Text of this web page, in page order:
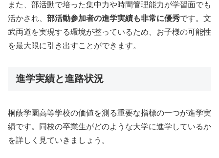
また、部活動で培った集中力や時間管理能力が学習面でも
活かされ、 部活動参加者の進学実績も非常に優秀です。文
武両道を実現する環境が整っているため、お子様の可能性
を最大限に引き出すことができます。
進学実績と進路状況
桐蔭学園高等学校の価値を測る重要な指標の一つが進学実
績です。同校の卒業生がどのような大学に進学しているか
を詳しく見ていきましょう。